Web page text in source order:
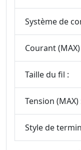
Système de
Courant (MAX)
Taille du fil :
Tension (MAX)
Style de